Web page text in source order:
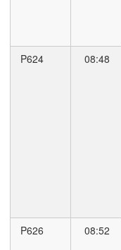
P624 08:48
P626 08:52